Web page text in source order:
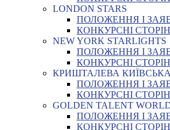
LONDON STARS
ПОЛОЖЕННЯ І
КОНКУРСНІ
NEW YORK STARLIGHTS
ПОЛОЖЕННЯ І
КОНКУРСНІ
КРИШТАЛЕВА
ПОЛОЖЕННЯ І
КОНКУРСНІ
GOLDEN TALENT
ПОЛОЖЕННЯ І
КОНКУРСНІ